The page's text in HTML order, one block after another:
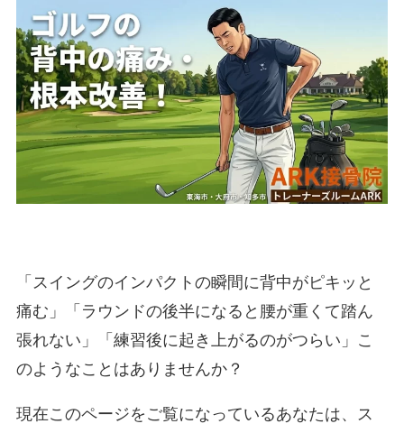
「スイングのインパクトの瞬間に背中がピキッと
痛む」「ラウンドの後半になると腰が重くて踏ん
張れない」「練習後に起き上がるのがつらい」こ
のようなことはありませんか？
現在このページをご覧になっているあなたは、ス